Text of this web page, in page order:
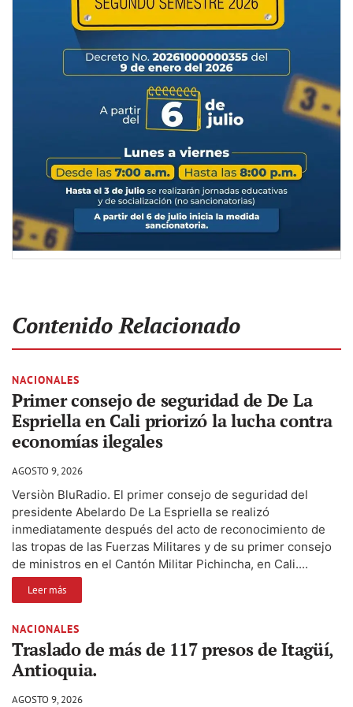
Contenido Relacionado
NACIONALES
Primer consejo de seguridad de De La
Espriella en Cali priorizó la lucha contra
economías ilegales
AGOSTO 9, 2026
Versiòn BluRadio. El primer consejo de seguridad del
presidente Abelardo De La Espriella se realizó
inmediatamente después del acto de reconocimiento de
las tropas de las Fuerzas Militares y de su primer consejo
de ministros en el Cantón Militar Pichincha, en Cali....
Leer más
NACIONALES
Traslado de más de 117 presos de Itagüí,
Antioquia.
AGOSTO 9, 2026